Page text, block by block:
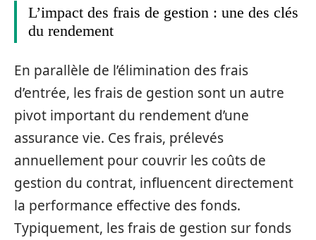
L’impact des frais de gestion : une des clés
du rendement
En parallèle de l’élimination des frais
d’entrée, les frais de gestion sont un autre
pivot important du rendement d’une
assurance vie. Ces frais, prélevés
annuellement pour couvrir les coûts de
gestion du contrat, influencent directement
la performance effective des fonds.
Typiquement, les frais de gestion sur fonds